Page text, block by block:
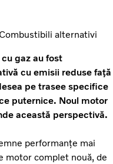
Combustibili alternativi
gaz au fost
cu emisii reduse față
pe trasee specifice
puternice. Noul motor
această perspectivă.
performanțe mai
motor complet nouă, de